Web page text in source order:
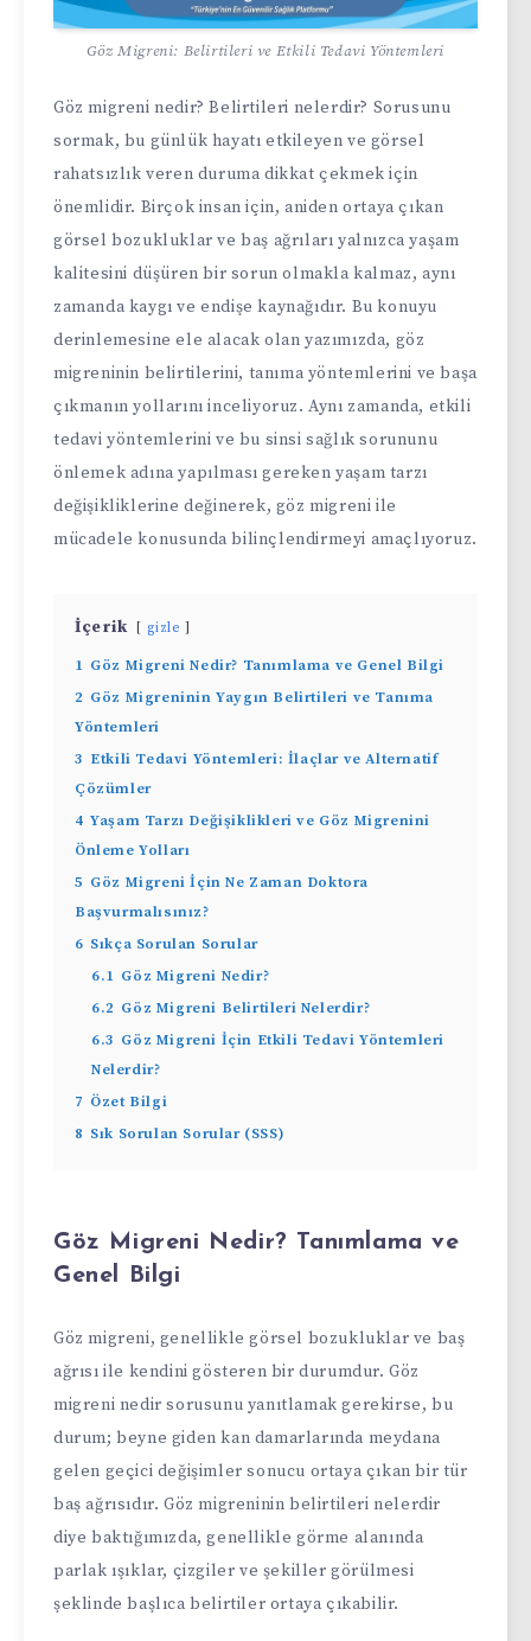
Göz Migreni: Belirtileri ve Etkili Tedavi Yöntemleri
Göz migreni nedir? Belirtileri nelerdir? Sorusunu
sormak, bu günlük hayatı etkileyen ve görsel
rahatsızlık veren duruma dikkat çekmek için
önemlidir. Birçok insan için, aniden ortaya çıkan
görsel bozukluklar ve baş ağrıları yalnızca yaşam
kalitesini düşüren bir sorun olmakla kalmaz, aynı
zamanda kaygı ve endişe kaynağıdır. Bu konuyu
derinlemesine ele alacak olan yazımızda, göz
migreninin belirtilerini, tanıma yöntemlerini ve başa
çıkmanın yollarını inceliyoruz. Aynı zamanda, etkili
tedavi yöntemlerini ve bu sinsi sağlık sorununu
önlemek adına yapılması gereken yaşam tarzı
değişikliklerine değinerek, göz migreni ile
mücadele konusunda bilinçlendirmeyi amaçlıyoruz.
İçerik gizle
1 Göz Migreni Nedir? Tanımlama ve Genel Bilgi
2 Göz Migreninin Yaygın Belirtileri ve Tanıma
Yöntemleri
3 Etkili Tedavi Yöntemleri: İlaçlar ve Alternatif
Çözümler
4 Yaşam Tarzı Değişiklikleri ve Göz Migrenini
Önleme Yolları
5 Göz Migreni İçin Ne Zaman Doktora
Başvurmalısınız?
6 Sıkça Sorulan Sorular
6.1 Göz Migreni Nedir?
6.2 Göz Migreni Belirtileri Nelerdir?
6.3 Göz Migreni İçin Etkili Tedavi Yöntemleri
Nelerdir?
7 Özet Bilgi
8 Sık Sorulan Sorular (SSS)
Göz Migreni Nedir? Tanımlama ve
Genel Bilgi
Göz migreni, genellikle görsel bozukluklar ve baş
ağrısı ile kendini gösteren bir durumdur. Göz
migreni nedir sorusunu yanıtlamak gerekirse, bu
durum; beyne giden kan damarlarında meydana
gelen geçici değişimler sonucu ortaya çıkan bir tür
baş ağrısıdır. Göz migreninin belirtileri nelerdir
diye baktığımızda, genellikle görme alanında
parlak ışıklar, çizgiler ve şekiller görülmesi
şeklinde başlıca belirtiler ortaya çıkabilir.